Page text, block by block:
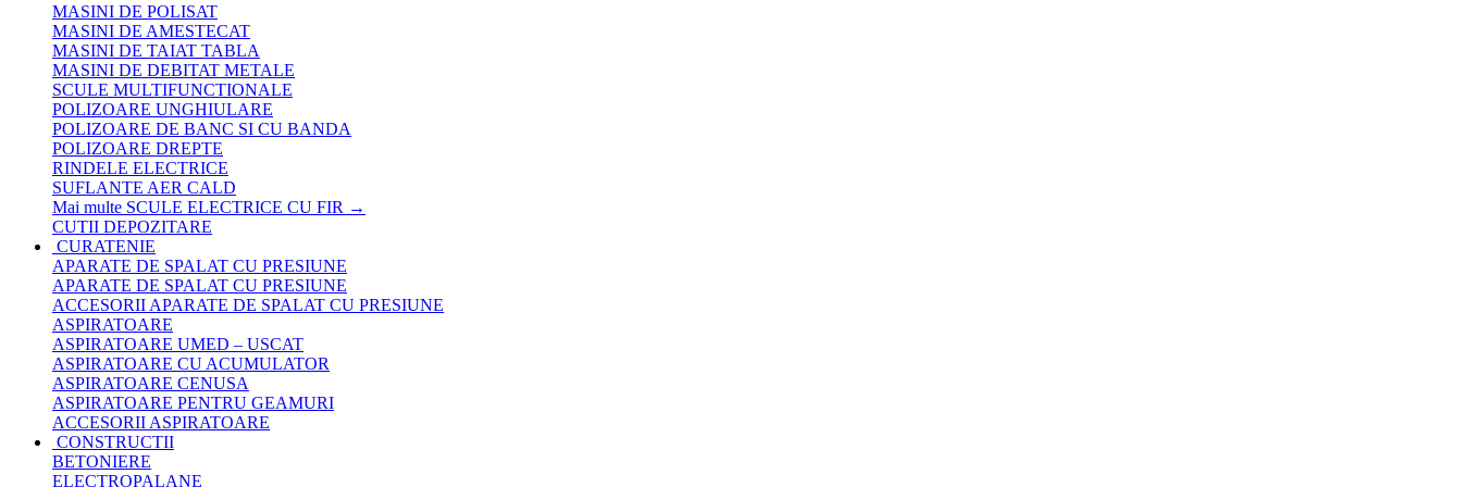
MASINI DE POLISAT
MASINI DE AMESTECAT
MASINI DE TAIAT TABLA
MASINI DE DEBITAT METALE
SCULE MULTIFUNCTIONALE
POLIZOARE UNGHIULARE
POLIZOARE DE BANC SI CU BANDA
POLIZOARE DREPTE
RINDELE ELECTRICE
SUFLANTE AER CALD
Mai multe SCULE ELECTRICE CU FIR →
CUTII DEPOZITARE
CURATENIE
APARATE DE SPALAT CU PRESIUNE
APARATE DE SPALAT CU PRESIUNE
ACCESORII APARATE DE SPALAT CU PRESIUNE
ASPIRATOARE
ASPIRATOARE UMED – USCAT
ASPIRATOARE CU ACUMULATOR
ASPIRATOARE CENUSA
ASPIRATOARE PENTRU GEAMURI
ACCESORII ASPIRATOARE
CONSTRUCTII
BETONIERE
ELECTROPALANE